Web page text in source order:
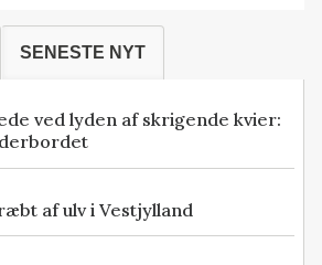
SENESTE NYT
ved lyden af skrigende kvier:
af ulv i Vestjylland